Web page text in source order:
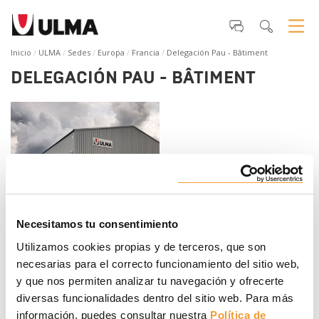
Necesitamos tu consentimiento
Utilizamos cookies propias y de terceros, que son
necesarias para el correcto funcionamiento del sitio web,
y que nos permiten analizar tu navegación y ofrecerte
diversas funcionalidades dentro del sitio web. Para más
información, puedes consultar nuestra Política de
Inicio ULMA Sedes Europa Francia Delegación Pau - Bâtiment
DELEGACIÓN PAU - BÂTIMENT
ULMA, S.A.R.L.
3, Avenue Normandie Niemen
Z.I. du Pont Long
64140 LONS
France
Teléfono :+33 5 59 77 63 80